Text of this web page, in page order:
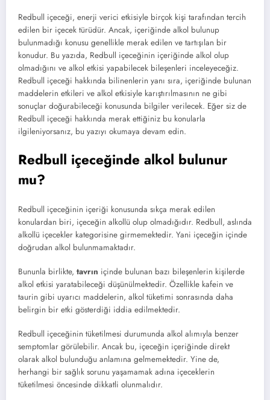
Redbull içeceği, enerji verici etkisiyle birçok kişi tarafından tercih
edilen bir içecek türüdür. Ancak, içeriğinde alkol bulunup
bulunmadığı konusu genellikle merak edilen ve tartışılan bir
konudur. Bu yazıda, Redbull içeceğinin içeriğinde alkol olup
olmadığını ve alkol etkisi yapabilecek bileşenleri inceleyeceğiz.
Redbull içeceği hakkında bilinenlerin yanı sıra, içeriğinde bulunan
maddelerin etkileri ve alkol etkisiyle karıştırılmasının ne gibi
sonuçlar doğurabileceği konusunda bilgiler verilecek. Eğer siz de
Redbull içeceği hakkında merak ettiğiniz bu konularla
ilgileniyorsanız, bu yazıyı okumaya devam edin.
Redbull içeceğinde alkol bulunur
mu?
Redbull içeceğinin içeriği konusunda sıkça merak edilen
konulardan biri, içeceğin alkollü olup olmadığıdır. Redbull, aslında
alkollü içecekler kategorisine girmemektedir. Yani içeceğin içinde
doğrudan alkol bulunmamaktadır.
Bununla birlikte, tavrın içinde bulunan bazı bileşenlerin kişilerde
alkol etkisi yaratabileceği düşünülmektedir. Özellikle kafein ve
taurin gibi uyarıcı maddelerin, alkol tüketimi sonrasında daha
belirgin bir etki gösterdiği iddia edilmektedir.
Redbull içeceğinin tüketilmesi durumunda alkol alımıyla benzer
semptomlar görülebilir. Ancak bu, içeceğin içeriğinde direkt
olarak alkol bulunduğu anlamına gelmemektedir. Yine de,
herhangi bir sağlık sorunu yaşamamak adına içeceklerin
tüketilmesi öncesinde dikkatli olunmalıdır.